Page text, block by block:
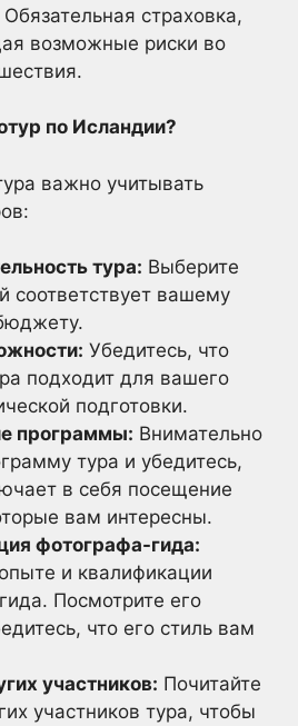
Обязательная страховка,
возможные риски во
по Исландии?
важно учитывать
тура: Выберите
соответствует вашему
Убедитесь, что
подходит для вашего
подготовки.
программы: Внимательно
тура и убедитесь,
в себя посещение
вам интересны.
фотографа-гида:
и квалификации
Посмотрите его
что его стиль вам
участников: Почитайте
участников тура, чтобы